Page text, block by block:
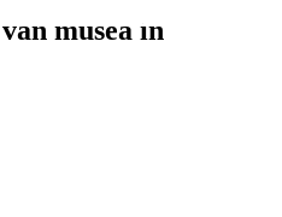
musea in